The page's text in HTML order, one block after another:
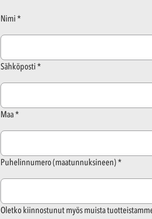
Nimi
Sähköposti
Maa
Puhelinnumero (maatunnuksineen)
Oletko kiinnostunut myös muista